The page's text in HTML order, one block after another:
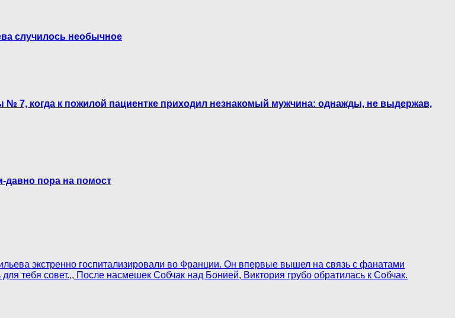
случилось необычное
7, когда к пожилой пациентке приходил незнакомый мужчина: однажды, не выдержав,
давно пора на помост
экстренно госпитализировали во Франции. Он впервые вышел на связь с фанатами
тебя совет.,, После насмешек Собчак над Бонией, Виктория грубо обратилась к Собчак.